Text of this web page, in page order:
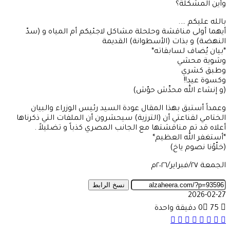
وأين المشكلة؟
بالله عليكم ….
أيهما أولى مناقشة وحلحلة مشاكل لاجئيكم أم المياه و (سدّ
النهضة) و بذات (الأسطوانة) القديمة
*بيان يُضاف لسابقاته*
وشوية محشي
وطبق كشري
وكسوة عيد!!
(و إنشاء الله محدِّش حوّش)
وعمداً أستبق بهذا المقال عودة السيد رئيس الوزراء والبيان
الختامي لقناعتي أن (الترزية) سيحشرون أن الملفات التي ذكرناها
أعلاه قد تم مناقشتها مع الجانب المصري كذباً و تضليلاً .
*أستغفر الله العظيم*
(خلّوُنا نصوم ياخ)
الجمعة ٢٧/فبراير/٢٠٢٦م
نسخ الرابط
2026-02-27
0
75
دقيقة واحدة
فيسبوك
‫X
ماسنجر
ماسنجر
واتساب
تيلقرام
مشاركة